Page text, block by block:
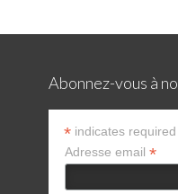
Abonnez-vous à
* indicates required
Adresse email*